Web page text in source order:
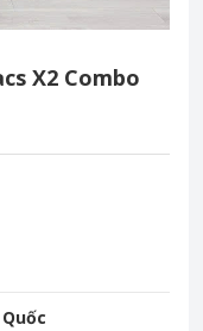
X2 Combo